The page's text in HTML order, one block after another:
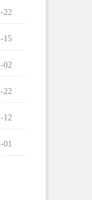
22
15
02
22
12
01